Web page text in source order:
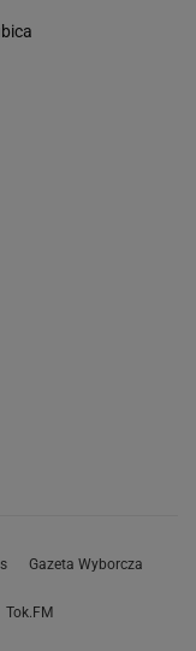
Gazeta Wyborcza
Tok.FM